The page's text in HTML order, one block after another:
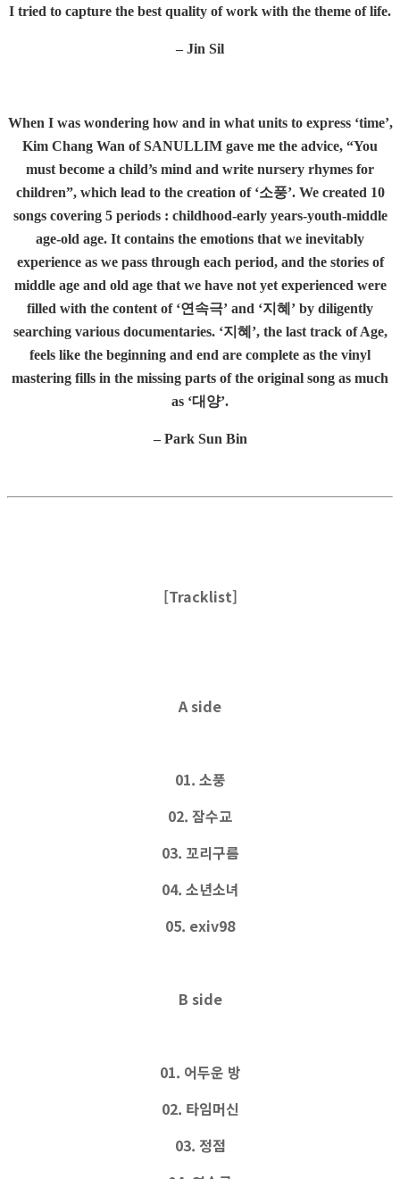
I tried to capture the best quality of work with the theme of life.
– Jin Sil
When I was wondering how and in what units to express ‘time’,
Kim Chang Wan of SANULLIM gave me the advice, “You
must become a child’s mind and write nursery rhymes for
children”, which lead to the creation of ‘소풍’. We created 10
songs covering 5 periods : childhood-early years-youth-middle
age-old age. It contains the emotions that we inevitably
experience as we pass through each period, and the stories of
middle age and old age that we have not yet experienced were
filled with the content of ‘연속극’ and ‘지혜’ by diligently
searching various documentaries. ‘지혜’, the last track of Age,
feels like the beginning and end are complete as the vinyl
mastering fills in the missing parts of the original song as much
as ‘대양’.
– Park Sun Bin
[Tracklist]
A side
01. 소풍
02. 잠수교
03. 꼬리구름
04. 소년소녀
05. exiv98
B side
01. 어두운 방
02. 타임머신
03. 정점